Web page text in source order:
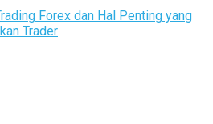
Forex dan Hal Penting yang
Trader